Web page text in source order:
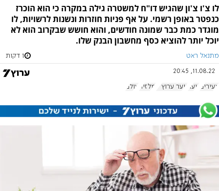
לו צ'ו צ'ון שהגיש דו"ח למשטרה גילה במקרה כי הוא הוכרז
כנפטר באופן רשמי. על אף פניות חוזרות ונשנות לרשויות, לו
מוגדר כמת כבר שמונה חודשים, והוא חושש שבקרוב הוא לא
יוכל יותר להוציא כסף מחשבון הבנק שלו.
מתנאל ראט 1 דקות
11.08.22, 20:45
צעירים נוער נוער ערוץ 7 מלזיה עולם